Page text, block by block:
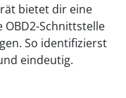
bietet dir eine
OBD2-Schnittstelle
So identifizierst
eindeutig.